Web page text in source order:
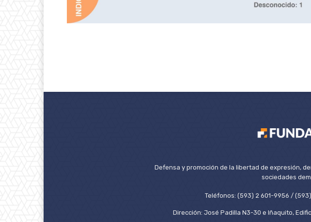
Defensa y promoción de la libertad de expresión,
sociedades
Teléfonos: (593) 2 601-9956 /
Dirección: José Padilla N3-30 e Iñaquito,